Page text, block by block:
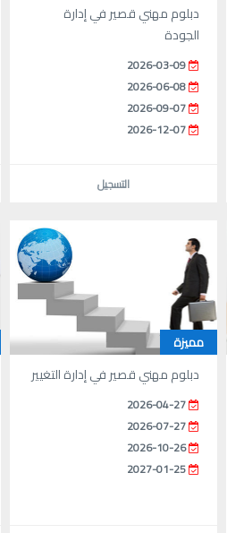
دبلوم مهني قصير في إدارة
الجودة
2026-03-09
2026-06-08
2026-09-07
2026-12-07
التسجيل
مميزة
دبلوم مهني قصير في إدارة التغيير
2026-04-27
2026-07-27
2026-10-26
2027-01-25